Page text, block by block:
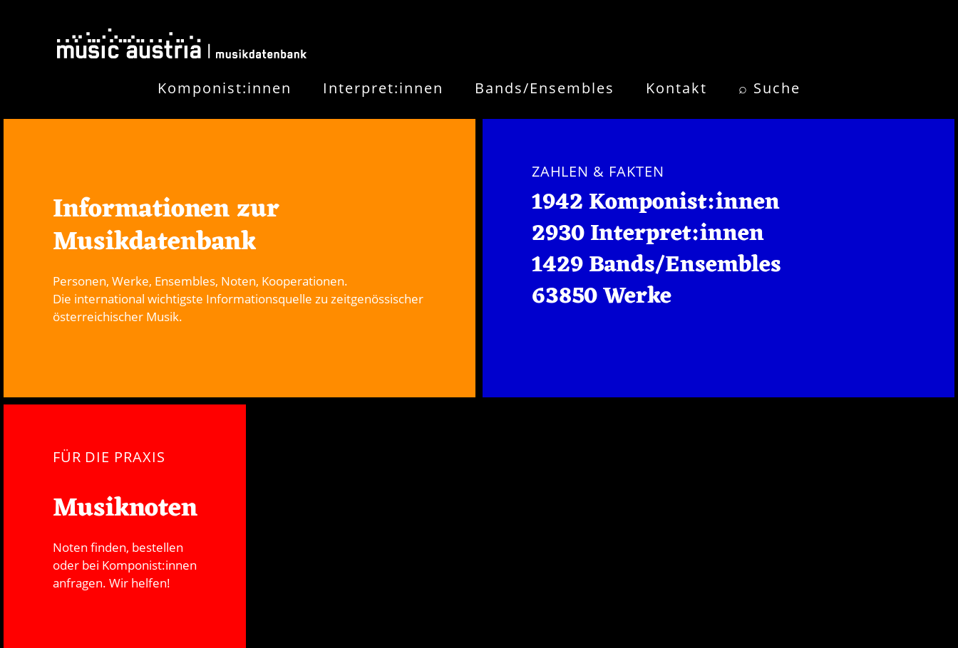
Komponist:innen Interpret:innen Bands/Ensembles Kontakt ⌕ Suche
Informationen zur
Musikdatenbank
Personen, Werke, Ensembles, Noten, Kooperationen.
Die international wichtigste Informationsquelle zu zeitgenössischer
österreichischer Musik.
ZAHLEN & FAKTEN
1942 Komponist:innen
2930 Interpret:innen
1429 Bands/Ensembles
63850 Werke
FÜR DIE PRAXIS
Musiknoten
Noten finden, bestellen
oder bei Komponist:innen
anfragen. Wir helfen!